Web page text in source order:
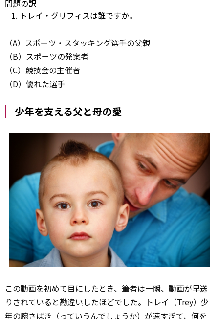
問題の訳
トレイ・グリフィスは誰ですか。
（A）スポーツ・スタッキング選手の父親
（B）スポーツの発案者
（C）競技会の主催者
（D）優れた選手
少年を支える父と母の愛
この動画を初めて目にしたとき、筆者は一瞬、動画が早送
りされていると勘違いしたほどでした。トレイ（Trey）少
年の腕さばき（っていうんでしょうか）が速すぎて、何を